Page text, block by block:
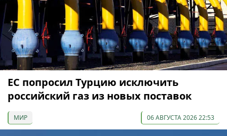
ЕС попросил Турцию исключить
российский газ из новых поставок
МИР 06 АВГУСТА 2026 22:53